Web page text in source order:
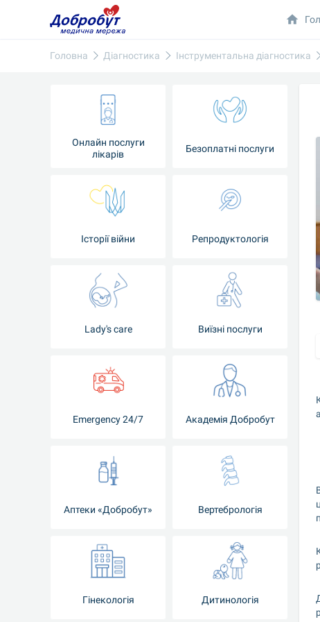
Головна Діагностика Інструментальна діагностика
Онлайн послуги
лікарів
Безоплатні послуги
Історії війни Репродуктологія
Lady's care Виїзні послуги
Emergency 24/7 Академія Добробут
Аптеки «Добробут» Вертебрологія
Гінекологія Дитинологія